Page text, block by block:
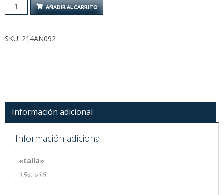
ANILLO
BOMBE
TRES
HILERAS
PAVE
CANTIDAD
AÑADIR AL CARRITO
SKU: 214AN092
Información adicional
Información adicional
«talla»
15«, »16